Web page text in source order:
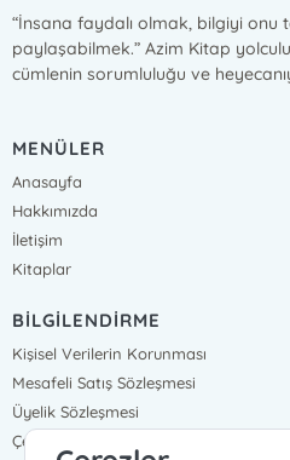
“İnsana faydalı olmak, bilgiyi onu
paylaşabilmek.” Azim Kitap
cümlenin sorumluluğu ve
MENÜLER
Anasayfa
Hakkımızda
İletişim
Kitaplar
BİLGİLENDİRME
Kişisel Verilerin Korunması
Mesafeli Satış Sözleşmesi
Üyelik Sözleşmesi
Çerez Politikası